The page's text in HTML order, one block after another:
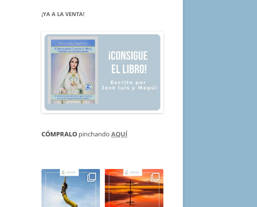
¡YA A LA VENTA!
CÓMPRALO pinchando AQUÍ